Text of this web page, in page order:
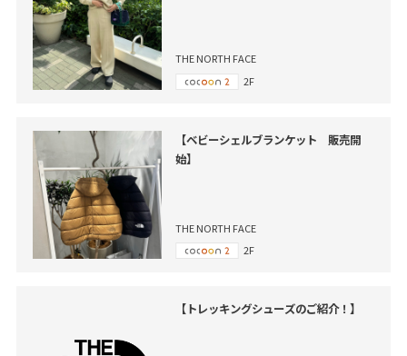
THE NORTH FACE
2F
【ベビーシェルブランケット 販売開
始】
THE NORTH FACE
2F
【トレッキングシューズのご紹介！】